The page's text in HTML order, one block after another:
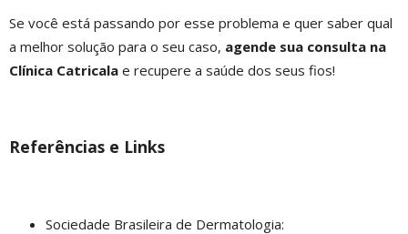
Se você está passando por esse problema e quer saber qual
a melhor solução para o seu caso, agende sua consulta na
Clínica Catricala e recupere a saúde dos seus fios!
Referências e Links
Sociedade Brasileira de Dermatologia: